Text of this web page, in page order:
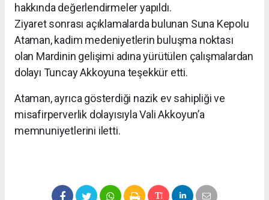
hakkında değerlendirmeler yapıldı.
Ziyaret sonrası açıklamalarda bulunan Suna Kepolu
Ataman, kadim medeniyetlerin buluşma noktası
olan Mardinin gelişimi adına yürütülen çalışmalardan
dolayı Tuncay Akkoyuna teşekkür etti.
Ataman, ayrıca gösterdiği nazik ev sahipliği ve
misafirperverlik dolayısıyla Vali Akkoyun’a
memnuniyetlerini iletti.